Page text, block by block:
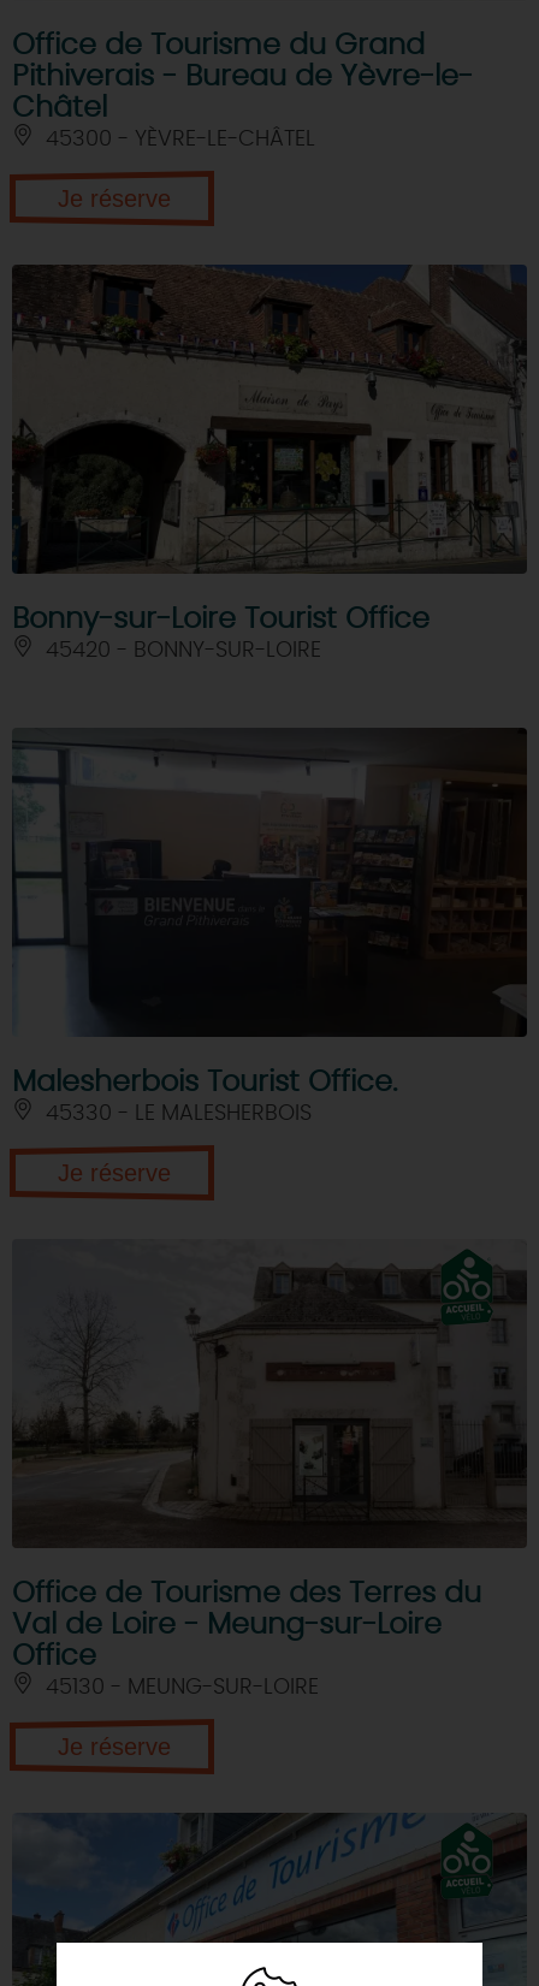
Office de Tourisme du Grand
Pithiverais - Bureau de Yèvre-le-
Châtel
45300 - YÈVRE-LE-CHÂTEL
Je réserve
Bonny-sur-Loire Tourist Office
45420 - BONNY-SUR-LOIRE
Malesherbois Tourist Office.
45330 - LE MALESHERBOIS
Je réserve
Office de Tourisme des Terres du
Val de Loire - Meung-sur-Loire
Office
45130 - MEUNG-SUR-LOIRE
Je réserve